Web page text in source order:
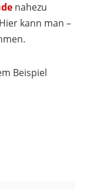
nahezu
kann man –
Beispiel